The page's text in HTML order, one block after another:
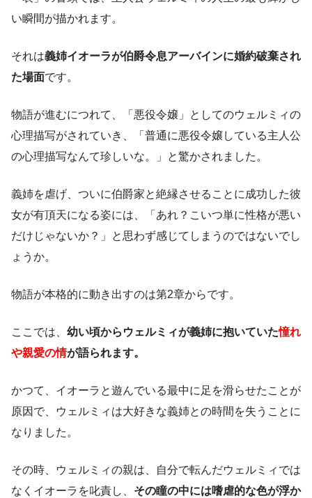
い瞬間が描かれます。
それは義姉イオーラが伯爵令息アーバインに婚約破棄され
た場面です。
物語が進むにつれて、「悪役令嬢」としてのウェルミィの
心理描写がされていき、「普通に悪役令嬢している主人公
の心理描写なんて珍しいな。」と驚かされました。
義姉を虐げ、ついに伯爵家と絶縁させることに成功した彼
女が有頂天になる姿には、「あれ？こいつ単に性格が悪い
だけじゃないか？」と思わず感じてしまうのではないでし
ょうか。
物語が本格的に動き出すのは第2章からです。
ここでは、 幼い頃からウェルミィが義姉に抱いていた憧れ
や親愛の情が語られます。
かつて、イオーラと遊んでいる最中に足を滑らせたことが
原因で、ウェルミィは大好きな義姉との時間を失うことに
なりました。
その時、ウェルミィの親は、自分で転んだウェルミィでは
なくイオーラを叱責し、 その瞳の中には嗜虐的な色が浮か